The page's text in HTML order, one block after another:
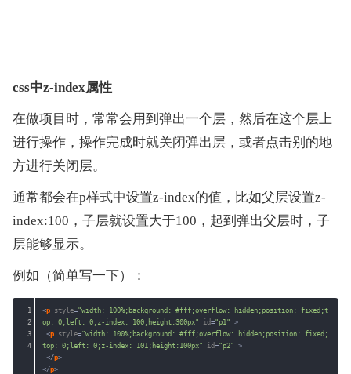
css中z-index属性
在做项目时，常常会用到弹出一个层，然后在这个层上
进行操作，操作完成时就关闭弹出层，或者点击别的地
方进行关闭层。
通常都会在p样式中设置z-index的值，比如父层设置z-
index:100，子层就设置大于100，起到弹出父层时，子
层能够显示。
例如（简单写一下）：
1
2
3
4
<p style="width: 100%;background: #fff;overflow: hidden;position: fixed;t
op: 0;left: 0;z-index: 100;height:300px"
id="p1" >
<p style="width: 100%;background: #fff;overflow: hidden;position: fixed;
top: 0;left: 0;z-index: 101;height:100px"
id="p2" >
</p>
</p>